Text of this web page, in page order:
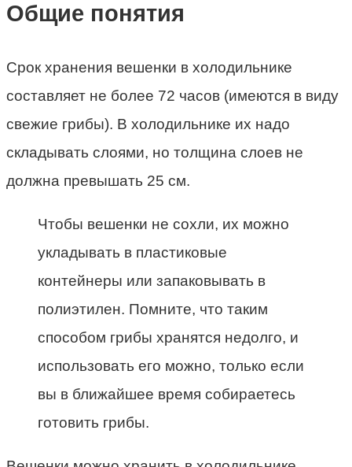
Общие понятия
Срок хранения вешенки в холодильнике
составляет не более 72 часов (имеются в виду
свежие грибы). В холодильнике их надо
складывать слоями, но толщина слоев не
должна превышать 25 см.
Чтобы вешенки не сохли, их можно
укладывать в пластиковые
контейнеры или запаковывать в
полиэтилен. Помните, что таким
способом грибы хранятся недолго, и
использовать его можно, только если
вы в ближайшее время собираетесь
готовить грибы.